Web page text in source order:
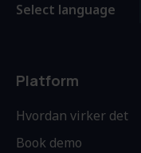
Select language
Platform
Hvordan virker det
Book demo